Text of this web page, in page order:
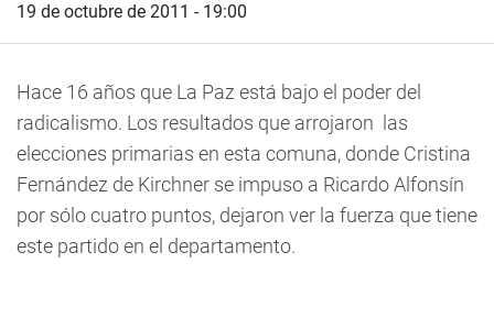
19 de octubre de 2011 - 19:00
Hace 16 años que La Paz está bajo el poder del
radicalismo. Los resultados que arrojaron las
elecciones primarias en esta comuna, donde Cristina
Fernández de Kirchner se impuso a Ricardo Alfonsín
por sólo cuatro puntos, dejaron ver la fuerza que tiene
este partido en el departamento.